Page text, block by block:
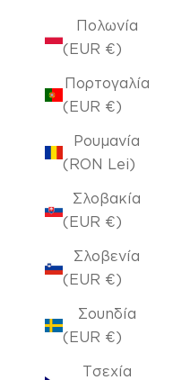
Πολωνία
(EUR €)
Πορτογαλία
(EUR €)
Ρουμανία
(RON Lei)
Σλοβακία
(EUR €)
Σλοβενία
(EUR €)
Σουηδία
(EUR €)
Τσεχία